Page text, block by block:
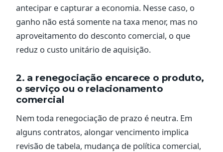
antecipar e capturar a economia. Nesse caso, o
ganho não está somente na taxa menor, mas no
aproveitamento do desconto comercial, o que
reduz o custo unitário de aquisição.
2. a renegociação encarece o produto,
o serviço ou o relacionamento
comercial
Nem toda renegociação de prazo é neutra. Em
alguns contratos, alongar vencimento implica
revisão de tabela, mudança de política comercial,